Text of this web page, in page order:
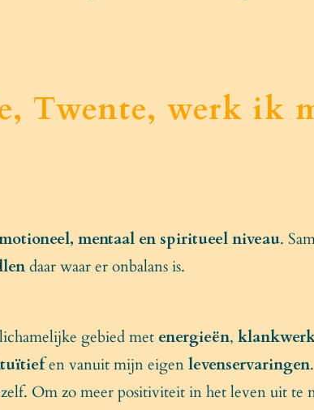
Twente, werk ik
mentaal en spiritueel niveau.
daar waar er onbalans is.
gebied met energieën,
en vanuit mijn eigenlevenservaringen.
Om zo meer positiviteit in het leven uit te